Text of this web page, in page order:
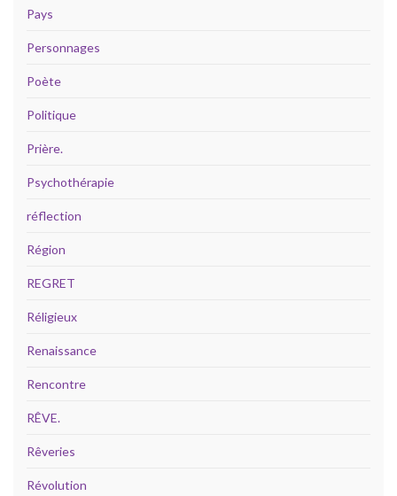
Pays
Personnages
Poète
Politique
Prière.
Psychothérapie
réflection
Région
REGRET
Réligieux
Renaissance
Rencontre
RÊVE.
Rêveries
Révolution